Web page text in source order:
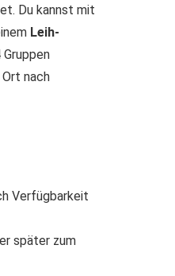
Du kannst mit
Leih-
nach
Verfügbarkeit
später zum